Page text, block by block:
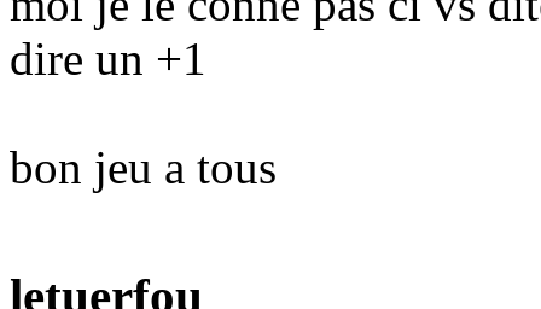
dire un +1
bon jeu a tous
letuerfou